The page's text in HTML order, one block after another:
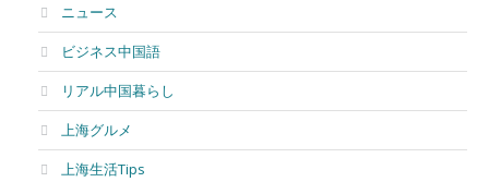
ニュース
ビジネス中国語
リアル中国暮らし
上海グルメ
上海生活Tips